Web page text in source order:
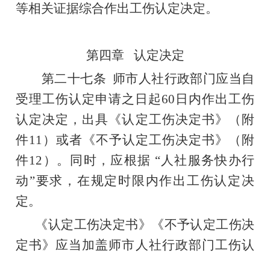
等相关证据综合作出工伤认定决定。
第四章
认定决定
第二十七条 师市人社行政部门应当自
受理工伤认定申请之日起60 日内作出工伤
认定决定，出具《认定工伤决定书》（附
件11 ）或者《不予认定工伤决定书》（附
件12 ）。同时，应根据 “人社服务快办行
动”要求，在规定时限内作出工伤认定决
定。
《认定工伤决定书》《不予认定工伤决
定书》应当加盖师市人社行政部门工伤认